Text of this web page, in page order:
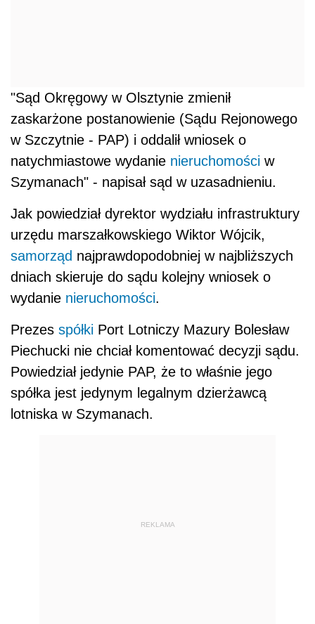
"Sąd Okręgowy w Olsztynie zmienił
zaskarżone postanowienie (Sądu Rejonowego
w Szczytnie - PAP) i oddalił wniosek o
natychmiastowe wydanie nieruchomości w
Szymanach" - napisał sąd w uzasadnieniu.
Jak powiedział dyrektor wydziału infrastruktury
urzędu marszałkowskiego Wiktor Wójcik,
samorząd najprawdopodobniej w najbliższych
dniach skieruje do sądu kolejny wniosek o
wydanie nieruchomości.
Prezes spółki Port Lotniczy Mazury Bolesław
Piechucki nie chciał komentować decyzji sądu.
Powiedział jedynie PAP, że to właśnie jego
spółka jest jedynym legalnym dzierżawcą
lotniska w Szymanach.
REKLAMA